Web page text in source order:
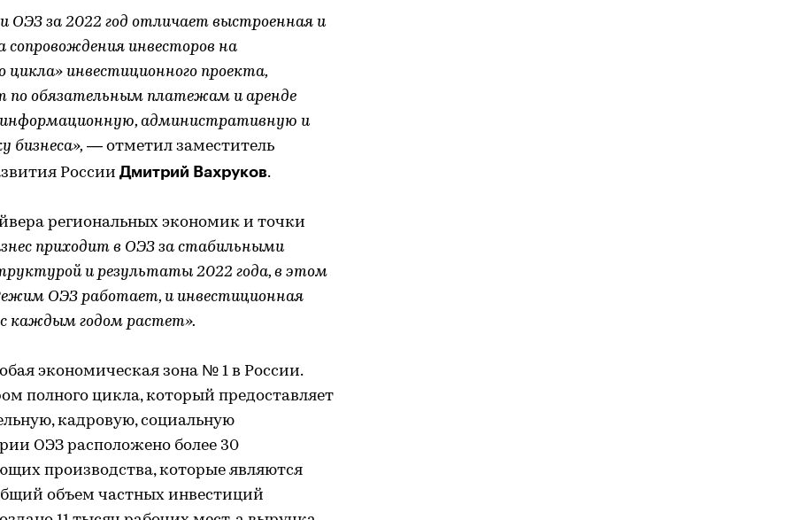
ОЭЗ за 2022 год отличает выстроенная и
сопровождения инвесторов на
цикла» инвестиционного проекта,
по обязательным платежам и аренде
информационную, административную и
бизнеса», — отметил заместитель
России Дмитрий Вахруков.
региональных экономик и точки
приходит в ОЭЗ за стабильными
и результаты 2022 года, в этом
ОЭЗ работает, и инвестиционная
каждым годом растет».
экономическая зона № 1 в России.
полного цикла, который предоставляет
кадровую, социальную
ОЭЗ расположено более 30
производства, которые являются
объем частных инвестиций